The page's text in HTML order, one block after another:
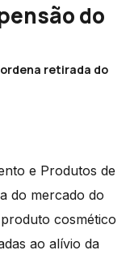
do
retirada do
e Produtos de
do mercado do
cosmético
ao alívio da